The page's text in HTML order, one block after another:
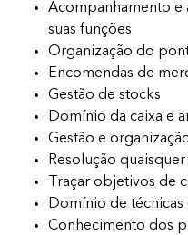
Acompanhamento e
suas funções
Organização do
Encomendas de
Gestão de stocks
Domínio da caixa e
Gestão e
Resolução
Traçar objetivos de
Domínio de técnicas
Conhecimento dos